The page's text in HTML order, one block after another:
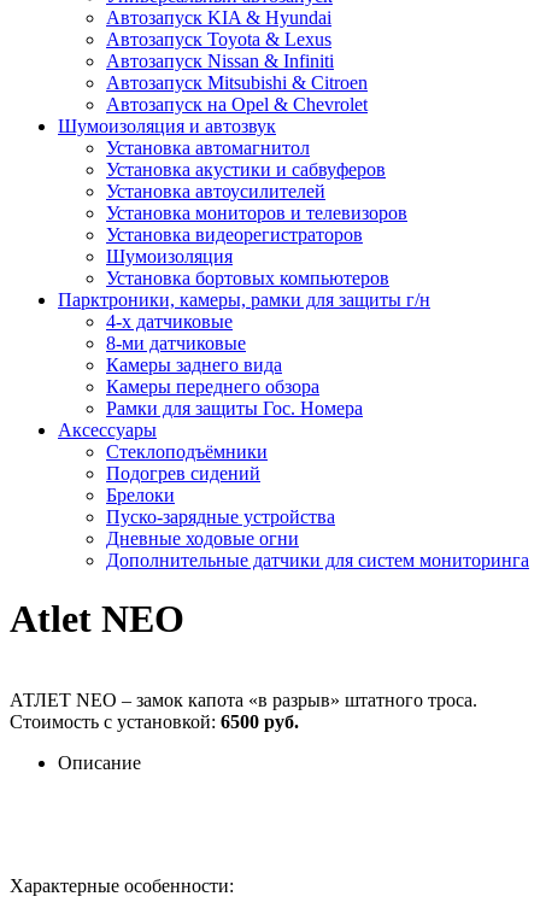
Автозапуск KIA & Hyundai
Автозапуск Toyota & Lexus
Автозапуск Nissan & Infiniti
Автозапуск Mitsubishi & Citroen
Автозапуск на Opel & Chevrolet
Шумоизоляция и автозвук
Установка автомагнитол
Установка акустики и сабвуферов
Установка автоусилителей
Установка мониторов и телевизоров
Установка видеорегистраторов
Шумоизоляция
Установка бортовых компьютеров
Парктроники, камеры, рамки для защиты г/н
4-х датчиковые
8-ми датчиковые
Камеры заднего вида
Камеры переднего обзора
Рамки для защиты Гос. Номера
Аксессуары
Стеклоподъёмники
Подогрев сидений
Брелоки
Пуско-зарядные устройства
Дневные ходовые огни
Дополнительные датчики для систем мониторинга
Atlet NEO
АТЛЕТ NEO – замок капота «в разрыв» штатного троса.
Стоимость с установкой: 6500 руб.
Описание
Характерные особенности: